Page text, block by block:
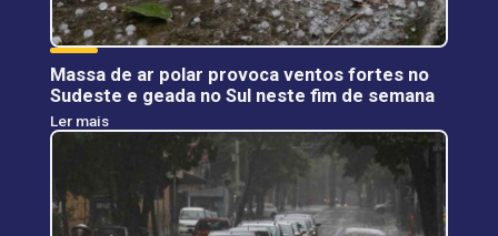
Massa de ar polar provoca ventos fortes no
Sudeste e geada no Sul neste fim de semana
Ler mais